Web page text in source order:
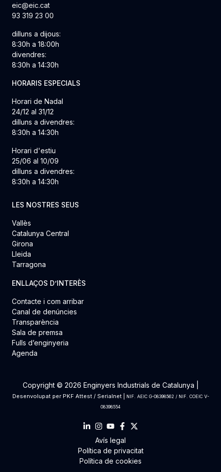
eic@eic.cat
93 319 23 00
dilluns a dijous:
8:30h a 18:00h
divendres:
8:30h a 14:30h
HORARIS ESPECIALS
Horari de Nadal
24/12 al 31/12
dilluns a divendres:
8:30h a 14:30h
Horari d'estiu
25/06 al 10/09
dilluns a divendres:
8:30h a 14:30h
LES NOSTRES SEUS
Vallès
Catalunya Central
Girona
Lleida
Tarragona
ENLLAÇOS D’INTERÈS
Contacte i com arribar
Canal de denúncies
Transparència
Sala de premsa
Fulls d’enginyeria
Agenda
Copyright © 2026 Enginyers Industrials de Catalunya |
Desenvolupat per PKF Attest/ Serialnet|
NIF. AEIC G-08398562 / NIF. COEIC V-
08398554
Avís legal
Política de privacitat
Política de cookies